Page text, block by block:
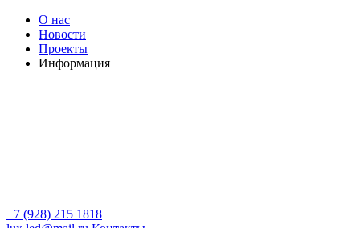
О нас
Новости
Проекты
Информация
+7 (928) 215 1818